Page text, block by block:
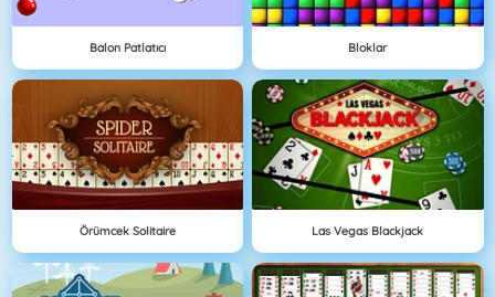
Balon Patlatıcı Bloklar
Örümcek Solitaire Las Vegas Blackjack